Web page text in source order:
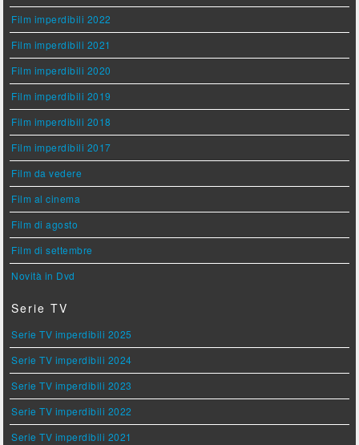
Film imperdibili 2022
Film imperdibili 2021
Film imperdibili 2020
Film imperdibili 2019
Film imperdibili 2018
Film imperdibili 2017
Film da vedere
Film al cinema
Film di agosto
Film di settembre
Novità in Dvd
Serie TV
Serie TV imperdibili 2025
Serie TV imperdibili 2024
Serie TV imperdibili 2023
Serie TV imperdibili 2022
Serie TV imperdibili 2021